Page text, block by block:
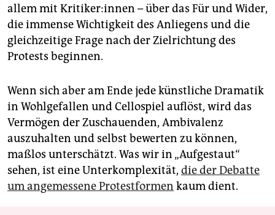
allem mit Kri­ti­ke­r:in­nen – über das Für und Wider,
die immense Wichtigkeit des Anliegens und die
gleichzeitige Frage nach der Zielrichtung des
Protests beginnen.
Wenn sich aber am Ende jede künstliche Dramatik
in Wohlgefallen und Cellospiel auflöst, wird das
Vermögen der Zuschauenden, Ambivalenz
auszuhalten und selbst bewerten zu können,
maßlos unterschätzt. Was wir in „Aufgestaut“
sehen, ist eine Unterkomplexität, die der Debatte
um angemessene Protestformen kaum dient.